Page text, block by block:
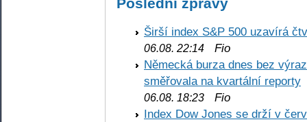
Poslední zprávy
Širší index S&P 500 uzavírá
06.08. 22:14 Fio
Německá burza dnes bez
směřovala na kvartální reporty
06.08. 18:23 Fio
Index Dow Jones se drží v